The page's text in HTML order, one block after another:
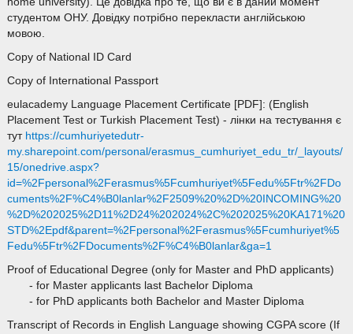
студентом ОНУ. Довідку потрібно перекласти англійською
мовою.
Copy of National ID Card
Copy of International Passport
eulacademy Language Placement Certificate [PDF]: (English
Placement Test or Turkish Placement Test) - лінки на тестування є
тут https://cumhuriyetedutr-
my.sharepoint.com/personal/erasmus_cumhuriyet_edu_tr/_layouts/
15/onedrive.aspx?
id=%2Fpersonal%2Ferasmus%5Fcumhuriyet%5Fedu%5Ftr%2FDo
cuments%2F%C4%B0lanlar%2F2509%20%2D%20INCOMING%20
%2D%202025%2D11%2D24%202024%2C%202025%20KA171%20
STD%2Epdf&parent=%2Fpersonal%2Ferasmus%5Fcumhuriyet%5
Fedu%5Ftr%2FDocuments%2F%C4%B0lanlar&ga=1
Proof of Educational Degree (only for Master and PhD applicants)
- for Master applicants last Bachelor Diploma
- for PhD applicants both Bachelor and Master Diploma
Transcript of Records in English Language showing CGPA score (If